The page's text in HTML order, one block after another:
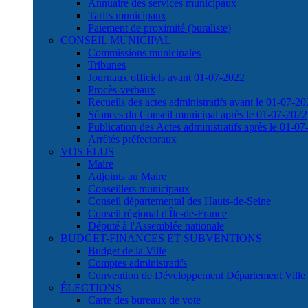
Annuaire des services municipaux
Tarifs municipaux
Paiement de proximité (buraliste)
CONSEIL MUNICIPAL
Commissions municipales
Tribunes
Journaux officiels avant 01-07-2022
Procès-verbaux
Recueils des actes administratifs avant le 01-07-
Séances du Conseil municipal après le 01-07-2022
Publication des Actes administratifs après le 01-
Arrêtés préfectoraux
VOS ÉLUS
Maire
Adjoints au Maire
Conseillers municipaux
Conseil départemental des Hauts-de-Seine
Conseil régional d'Île-de-France
Député à l'Assemblée nationale
BUDGET-FINANCES ET SUBVENTIONS
Budget de la Ville
Comptes administratifs
Convention de Développement Département Ville
ÉLECTIONS
Carte des bureaux de vote